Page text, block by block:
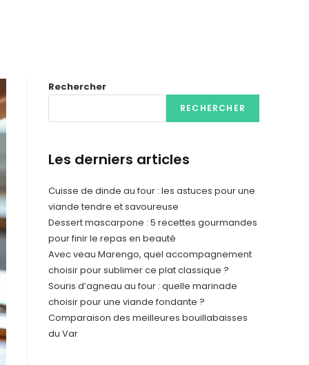
Rechercher
RECHERCHER
Les derniers articles
Cuisse de dinde au four : les astuces pour une
viande tendre et savoureuse
Dessert mascarpone : 5 recettes gourmandes
pour finir le repas en beauté
Avec veau Marengo, quel accompagnement
choisir pour sublimer ce plat classique ?
Souris d’agneau au four : quelle marinade
choisir pour une viande fondante ?
Comparaison des meilleures bouillabaisses
du Var